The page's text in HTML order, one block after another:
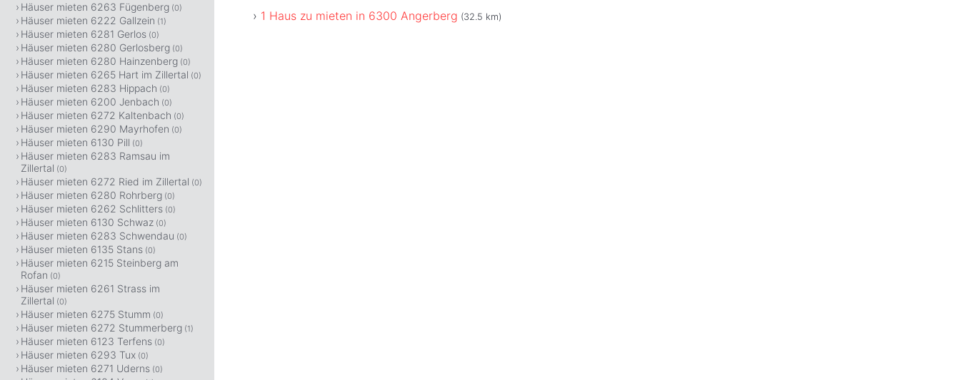
1 Haus zu mieten in 6300 Angerberg (32.5 km)
Häuser mieten 6263 Fügenberg (0)
Häuser mieten 6222 Gallzein (1)
Häuser mieten 6281 Gerlos (0)
Häuser mieten 6280 Gerlosberg (0)
Häuser mieten 6280 Hainzenberg (0)
Häuser mieten 6265 Hart im Zillertal (0)
Häuser mieten 6283 Hippach (0)
Häuser mieten 6200 Jenbach (0)
Häuser mieten 6272 Kaltenbach (0)
Häuser mieten 6290 Mayrhofen (0)
Häuser mieten 6130 Pill (0)
Häuser mieten 6283 Ramsau im
Zillertal (0)
Häuser mieten 6272 Ried im Zillertal (0)
Häuser mieten 6280 Rohrberg (0)
Häuser mieten 6262 Schlitters (0)
Häuser mieten 6130 Schwaz (0)
Häuser mieten 6283 Schwendau (0)
Häuser mieten 6135 Stans (0)
Häuser mieten 6215 Steinberg am
Rofan (0)
Häuser mieten 6261 Strass im
Zillertal (0)
Häuser mieten 6275 Stumm (0)
Häuser mieten 6272 Stummerberg (1)
Häuser mieten 6123 Terfens (0)
Häuser mieten 6293 Tux (0)
Häuser mieten 6271 Uderns (0)